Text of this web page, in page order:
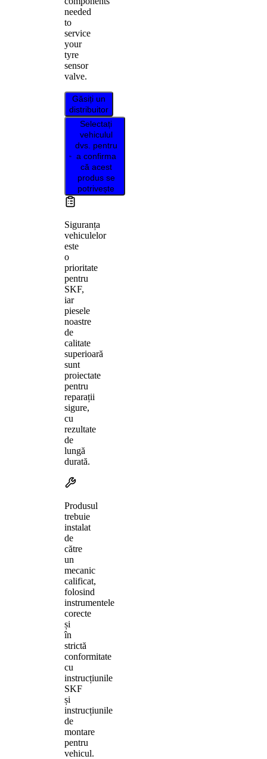
needed
to
service
your
tyre
sensor
valve.
Găsiți un
distribuitor
Selectați
vehiculul
dvs. pentru
a confirma
că acest
produs se
potrivește
Siguranța
vehiculelor
este
o
prioritate
pentru
SKF,
iar
piesele
noastre
de
calitate
superioară
sunt
proiectate
pentru
reparații
sigure,
cu
rezultate
de
lungă
durată.
Produsul
trebuie
instalat
de
către
un
mecanic
calificat,
folosind
instrumentele
corecte
și
în
strictă
conformitate
cu
instrucțiunile
SKF
și
instrucțiunile
de
montare
pentru
vehicul.